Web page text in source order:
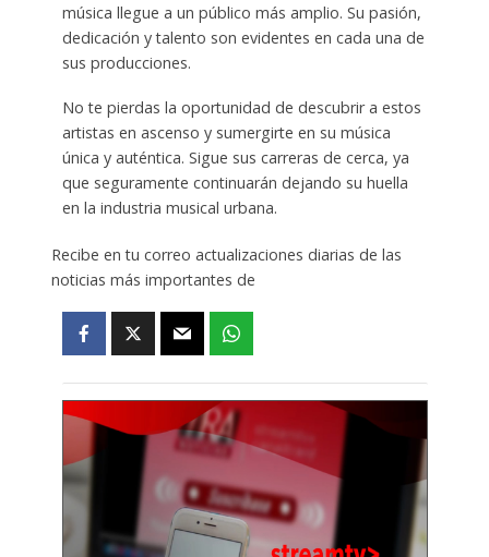
música llegue a un público más amplio. Su pasión,
dedicación y talento son evidentes en cada una de
sus producciones.
No te pierdas la oportunidad de descubrir a estos
artistas en ascenso y sumergirte en su música
única y auténtica. Sigue sus carreras de cerca, ya
que seguramente continuarán dejando su huella
en la industria musical urbana.
Recibe en tu correo actualizaciones diarias de las
noticias más importantes de